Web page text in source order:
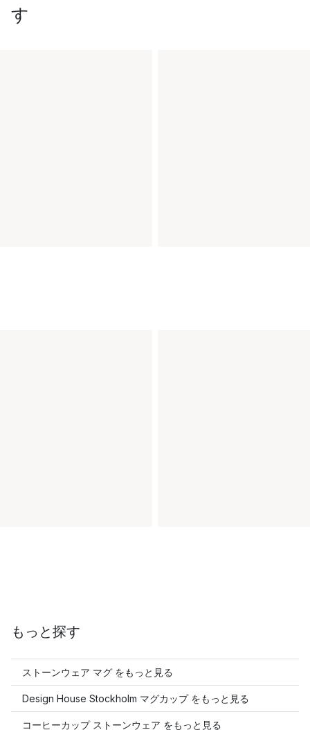
す
もっと探す
ストーンウェア マグ をもっと見る
Design House Stockholm マグカップ をもっと見る
コーヒーカップ ストーンウェア をもっと見る